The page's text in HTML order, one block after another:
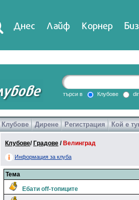
Днес Лайф Корнер
DirTV Impressio
Games
търси в Клубове
Клубове Дирене Регистрация Кой е
Клубове/ Градове / Велинград
Информация за клуба
Тема
Ебати off-топиците